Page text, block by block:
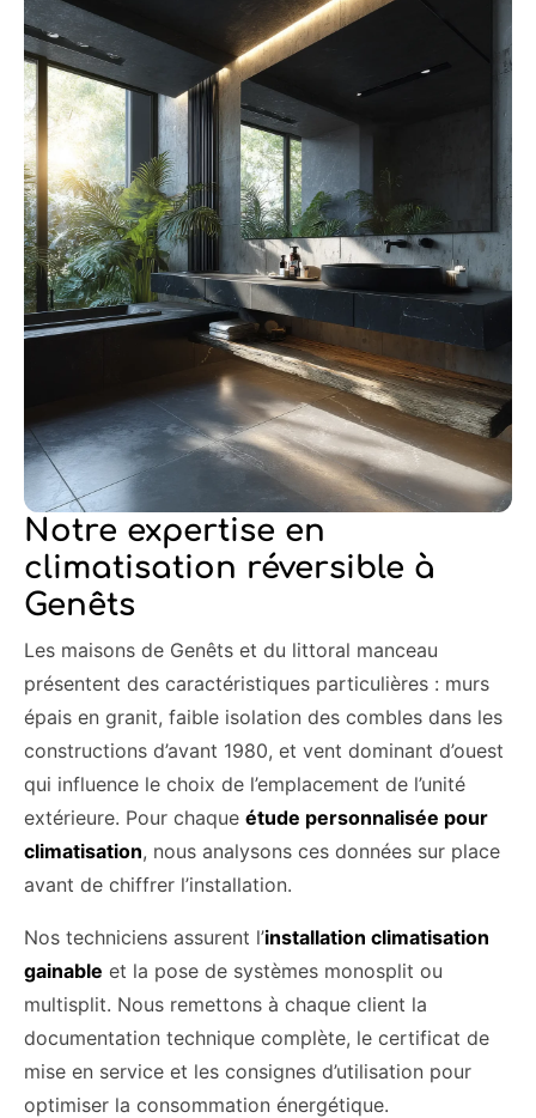
Notre expertise en
climatisation réversible à
Genêts
Les maisons de Genêts et du littoral manceau
présentent des caractéristiques particulières : murs
épais en granit, faible isolation des combles dans les
constructions d’avant 1980, et vent dominant d’ouest
qui influence le choix de l’emplacement de l’unité
extérieure. Pour chaque étude personnalisée pour
climatisation, nous analysons ces données sur place
avant de chiffrer l’installation.
Nos techniciens assurent l’installation climatisation
gainable et la pose de systèmes monosplit ou
multisplit. Nous remettons à chaque client la
documentation technique complète, le certificat de
mise en service et les consignes d’utilisation pour
optimiser la consommation énergétique.